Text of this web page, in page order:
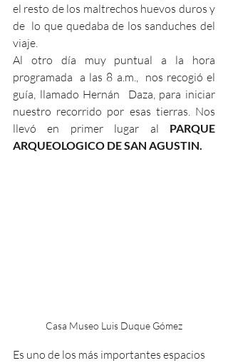
el resto de los maltrechos huevos duros y
de  lo que quedaba de los sanduches del
viaje.
Al otro día muy puntual a la hora
programada  a las 8 a.m.,  nos recogió el
guía, llamado Hernán  Daza, para iniciar
nuestro recorrido por esas tierras. Nos
llevó en primer lugar al PARQUE
ARQUEOLOGICO DE SAN AGUSTIN.
Casa Museo Luis Duque Gómez
Es uno de los más importantes espacios